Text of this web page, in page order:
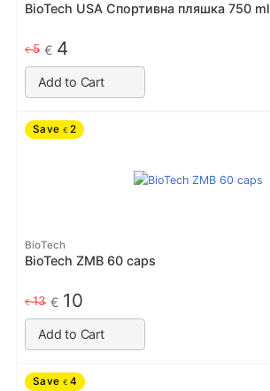
BioTech USA Спортивна пляшка 750 ml
€5 € 4
Add to Cart
Save € 2
BioTech
BioTech ZMB 60 caps
€13 € 10
Add to Cart
Save € 4